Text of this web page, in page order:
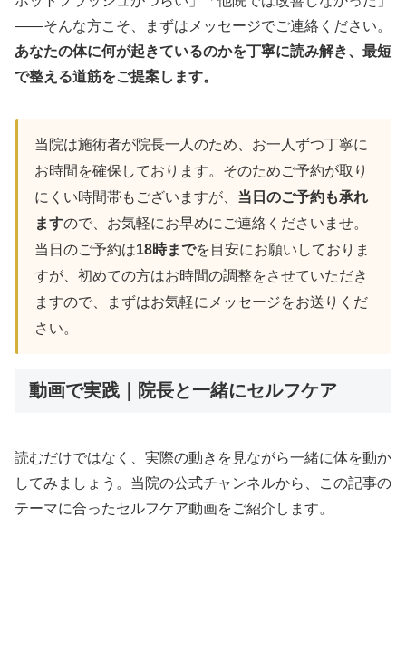
——そんな方こそ、まずはメッセージでご連絡ください。
あなたの体に何が起きているのかを丁寧に読み解き、最短
で整える道筋をご提案します。
当院は施術者が院長一人のため、お一人ずつ丁寧に
お時間を確保しております。そのためご予約が取り
にくい時間帯もございますが、 当日のご予約も承れ
ますので、お気軽にお早めにご連絡くださいませ。
当日のご予約は18時までを目安にお願いしておりま
すが、初めての方はお時間の調整をさせていただき
ますので、まずはお気軽にメッセージをお送りくだ
さい。
動画で実践｜院長と一緒にセルフケア
読むだけではなく、実際の動きを見ながら一緒に体を動か
してみましょう。当院の公式チャンネルから、この記事の
テーマに合ったセルフケア動画をご紹介します。